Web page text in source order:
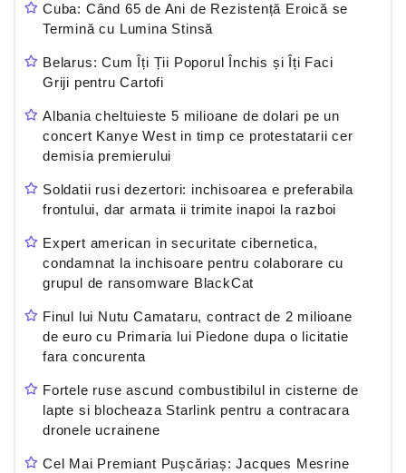
Cuba: Când 65 de Ani de Rezistență Eroică se
Termină cu Lumina Stinsă
Belarus: Cum Îți Ții Poporul Închis și Îți Faci
Griji pentru Cartofi
Albania cheltuieste 5 milioane de dolari pe un
concert Kanye West in timp ce protestatarii cer
demisia premierului
Soldatii rusi dezertori: inchisoarea e preferabila
frontului, dar armata ii trimite inapoi la razboi
Expert american in securitate cibernetica,
condamnat la inchisoare pentru colaborare cu
grupul de ransomware BlackCat
Finul lui Nutu Camataru, contract de 2 milioane
de euro cu Primaria lui Piedone dupa o licitatie
fara concurenta
Fortele ruse ascund combustibilul in cisterne de
lapte si blocheaza Starlink pentru a contracara
dronele ucrainene
Cel Mai Premiant Pușcăriaș: Jacques Mesrine